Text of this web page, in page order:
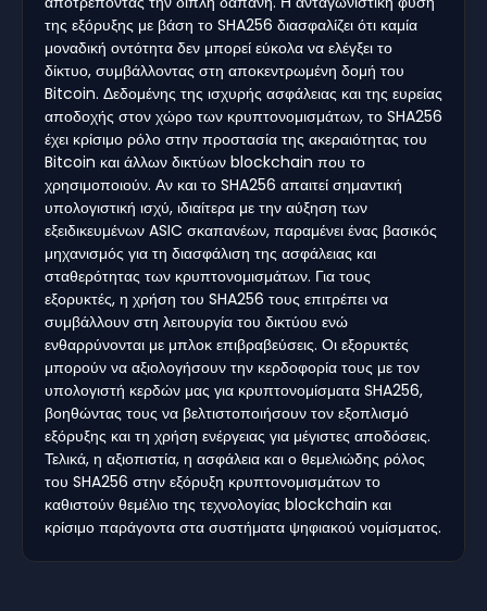
της εξόρυξης με βάση το SHA256 διασφαλίζει ότι καμία
μοναδική οντότητα δεν μπορεί εύκολα να ελέγξει το
δίκτυο, συμβάλλοντας στη αποκεντρωμένη δομή του
Bitcoin. Δεδομένης της ισχυρής ασφάλειας και της ευρείας
αποδοχής στον χώρο των κρυπτονομισμάτων, το SHA256
έχει κρίσιμο ρόλο στην προστασία της ακεραιότητας του
Bitcoin και άλλων δικτύων blockchain που το
χρησιμοποιούν. Αν και το SHA256 απαιτεί σημαντική
υπολογιστική ισχύ, ιδιαίτερα με την αύξηση των
εξειδικευμένων ASIC σκαπανέων, παραμένει ένας βασικός
μηχανισμός για τη διασφάλιση της ασφάλειας και
σταθερότητας των κρυπτονομισμάτων. Για τους
εξορυκτές, η χρήση του SHA256 τους επιτρέπει να
συμβάλλουν στη λειτουργία του δικτύου ενώ
ενθαρρύνονται με μπλοκ επιβραβεύσεις. Οι εξορυκτές
μπορούν να αξιολογήσουν την κερδοφορία τους με τον
υπολογιστή κερδών μας για κρυπτονομίσματα SHA256,
βοηθώντας τους να βελτιστοποιήσουν τον εξοπλισμό
εξόρυξης και τη χρήση ενέργειας για μέγιστες αποδόσεις.
Τελικά, η αξιοπιστία, η ασφάλεια και ο θεμελιώδης ρόλος
του SHA256 στην εξόρυξη κρυπτονομισμάτων το
καθιστούν θεμέλιο της τεχνολογίας blockchain και
κρίσιμο παράγοντα στα συστήματα ψηφιακού νομίσματος.